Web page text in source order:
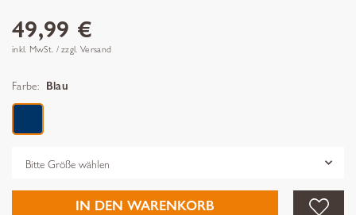
49,99 €
inkl. MwSt. / zzgl. Versand
Farbe: Blau
IN DEN WARENKORB